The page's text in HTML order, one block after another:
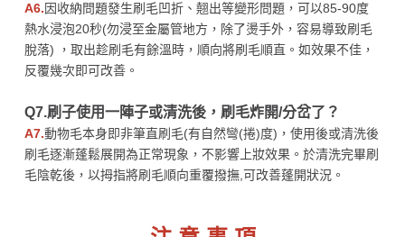
A6.因收納問題發生刷毛凹折、翹出等變形問題，可以85-90度
熱水浸泡20秒(勿浸至金屬管地方，除了燙手外，容易導致刷毛
脫落) ，取出趁刷毛有餘溫時，順向將刷毛順直。如效果不佳，
反覆幾次即可改善。
Q7.刷子使用一陣子或清洗後，刷毛炸開/分岔了？
A7.動物毛本身即非筆直刷毛(有自然彎(捲)度)，使用後或清洗後
刷毛逐漸蓬鬆展開為正常現象，不影響上妝效果。於清洗完畢刷
毛陰乾後，以拇指將刷毛順向重覆撥撫,可改善蓬開狀況。